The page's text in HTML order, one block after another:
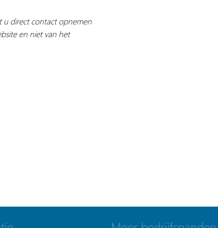
u direct contact opnemen
en niet van het